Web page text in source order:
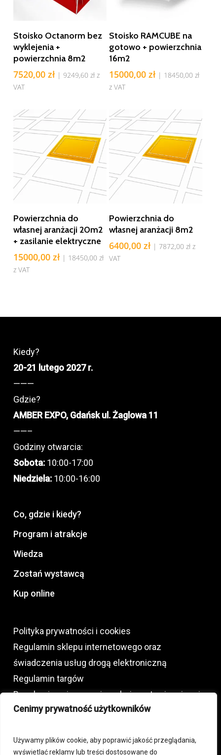
Cenimy prywatność użytkowników
Używamy plików cookie, aby poprawić jakość przeglądania,
wyświetlać reklamy lub treści dostosowane do
Dodaj Do Koszyka
Stoisko Octanorm bez
wyklejenia +
powierzchnia 8m2
7520,00 zł | 9249,60 złz
VAT
Dodaj Do Koszyka
Stoisko RAMCUBE na
gotowo + powierzchnia
16m2
15000,00zł | 18450,00zł
z VAT
Dodaj Do Koszyka
Powierzchnia do
własnej aranżacji 20m2
+ zasilanie elektryczne
15000,00 zł | 18450,00 zł
z VAT
Dodaj Do Koszyka
Powierzchnia do
własnej aranżacji 8m2
6400,00zł | 7872,00 zł z
VAT
Kiedy?
20-21 lutego 2027 r.
———
Gdzie?
AMBER EXPO, Gdańsk ul. Żaglowa 11
——–
Godziny otwarcia:
Sobota:10:00-17:00
Niedziela:10:00-16:00
Co, gdzie i kiedy?
Program i atrakcje
Wiedza
Zostań wystawcą
Kup online
Polityka prywatności i cookies
Regulamin sklepu internetowego oraz
świadczenia usług drogą elektroniczną
Regulamin targów
Regulamin najmu powierzchni wystawienniczej
oraz usług dodatkowych
+48 792 772 230